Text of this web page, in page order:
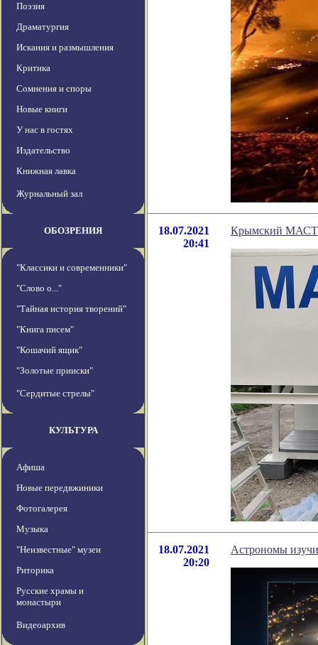
Поэзия
Драматургия
Искания и размышления
Критика
Сомнения и споры
Новые книги
У нас в гостях
Издательство
Книжная лавка
Журнальный зал
ОБОЗРЕНИЯ
"Классики и современники"
"Слово о..."
"Тайная история творений"
"Книга писем"
"Кошачий ящик"
"Золотые прииски"
"Сердитые стрелы"
КУЛЬТУРА
Афиша
Новые передвжиники
Фотогалерея
Музыка
"Неизвестные" музеи
Риторика
Русские храмы и
монастыри
Видеоархив
18.07.2021
20:41
Крымский
18.07.2021
20:20
Астрономы